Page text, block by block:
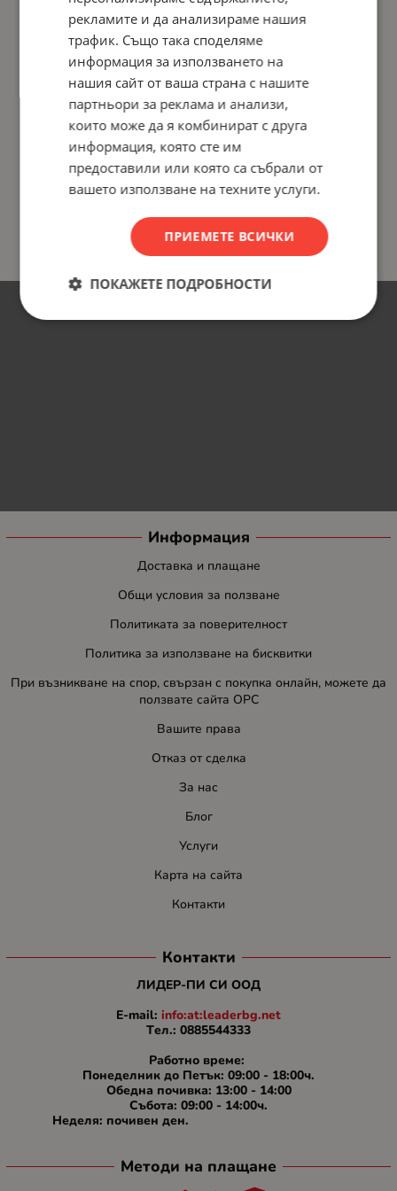
На страница по:
Информация
Доставка и плащане
Общи условия за ползване
Политиката за поверителност
Политика за използване на бисквитки
При възникване на спор, свързан с покупка онлайн, можете да
ползвате сайта ОРС
Вашите права
Отказ от сделка
За нас
Блог
Услуги
Карта на сайта
Контакти
Контакти
ЛИДЕР-ПИ СИ ООД
E-mail: info:at:leaderbg.net
Tел.: 0885544333
Работно време:
Понеделник до Петък: 09:00 - 18:00ч.
Обедна почивка: 13:00 - 14:00
Събота: 09:00 - 14:00ч.
Неделя: почивен ден.
Методи на плащане
рекламите и да анализираме нашия
трафик. Също така споделяме
информация за използването на
нашия сайт от ваша страна с нашите
партньори за реклама и анализи,
които може да я комбинират с друга
информация, която сте им
предоставили или която са събрали от
вашето използване на техните услуги.
ПРИЕМЕТЕ ВСИЧКИ
ПОКАЖЕТЕ ПОДРОБНОСТИ